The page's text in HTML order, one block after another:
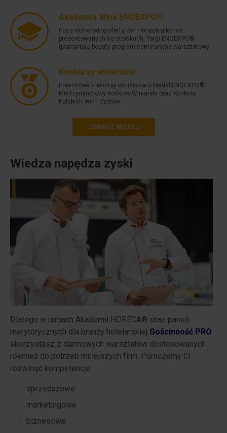
Akademia Wina ENOEXPO®
Poza różnorodną ofertą win i innych alkoholi
prezentowanych na stoiskach, Targi ENOEXPO®
gwarantują bogaty program seminaryjno-warsztatowy.
Konkursy winiarskie
Prestiżowe konkursy winiarskie o Medal ENOEXPO®:
Międzynarodowy Konkurs Winiarski oraz Konkurs
Polskich Win i Cydrów.
ZOBACZ WIĘCEJ
Wiedza napędza zyski
Dlatego w ramach Akademii HORECA® oraz paneli
merytorycznych dla branży hotelarskiej Gościnność PRO
skorzystasz z darmowych warsztatów dostosowanych
również do potrzeb mniejszych firm. Pomożemy Ci
rozwinąć kompetencje:
sprzedażowe
marketingowe
biznesowe